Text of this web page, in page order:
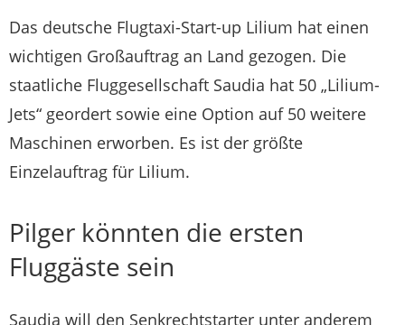
Das deutsche Flugtaxi-Start-up Lilium hat einen
wichtigen Großauftrag an Land gezogen. Die
staatliche Fluggesellschaft Saudia hat 50 „Lilium-
Jets“ geordert sowie eine Option auf 50 weitere
Maschinen erworben. Es ist der größte
Einzelauftrag für Lilium.
Pilger könnten die ersten
Fluggäste sein
Saudia will den Senkrechtstarter unter anderem